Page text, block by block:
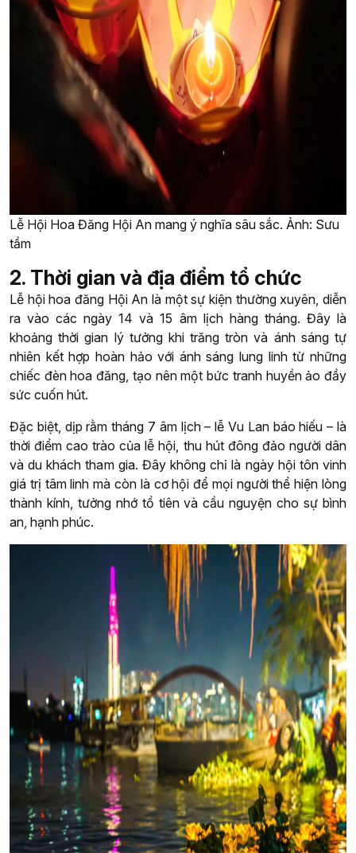
Lễ Hội Hoa Đăng Hội An mang ý nghĩa sâu sắc. Ảnh: Sưu
tầm
2. Thời gian và địa điểm tổ chức
Lễ hội hoa đăng Hội An là một sự kiện thường xuyên, diễn
ra vào các ngày 14 và 15 âm lịch hàng tháng. Đây là
khoảng thời gian lý tưởng khi trăng tròn và ánh sáng tự
nhiên kết hợp hoàn hảo với ánh sáng lung linh từ những
chiếc đèn hoa đăng, tạo nên một bức tranh huyền ảo đầy
sức cuốn hút.
Đặc biệt, dịp rằm tháng 7 âm lịch – lễ Vu Lan báo hiếu – là
thời điểm cao trào của lễ hội, thu hút đông đảo người dân
và du khách tham gia. Đây không chỉ là ngày hội tôn vinh
giá trị tâm linh mà còn là cơ hội để mọi người thể hiện lòng
thành kính, tưởng nhớ tổ tiên và cầu nguyện cho sự bình
an, hạnh phúc.